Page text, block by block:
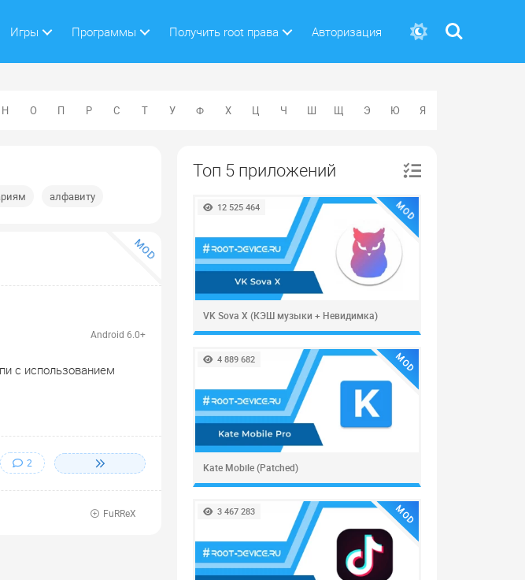
Игры Программы Получить root права Авторизация
Поиск
Н О П Р С Т У Ф Х Ц Ч Ш Щ Э Ю Я
алфавиту
MOD
Android 6.0+
с использованием
2
FuRReX
Топ 5 приложений
MOD
12 525 464
VK Sova X (КЭШ музыки + Невидимка)
MOD
4 889 682
Kate Mobile (Patched)
MOD
3 467 283